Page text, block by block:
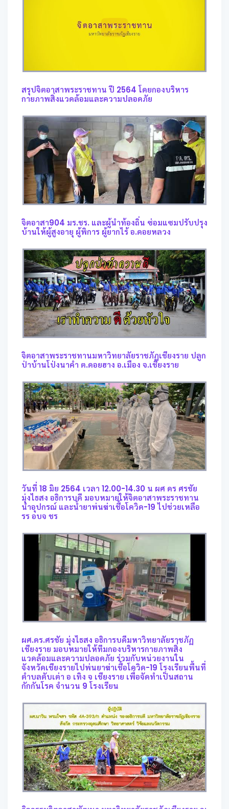
สรุปจิตอาสาพระราชทาน ปี 2564 โดยกองบริหาร
กายภาพสิ่งแวดล้อมและความปลอดภัย
จิตอาสา904 มร.ชร. และผู้นำท้องถิ่น ซ่อมแซมปรับปรุง
บ้านให้ผู้สูงอายุ ผู้พิการ ผู้ยากไร้ อ.ดอยหลวง
จิตอาสาพระราชทานมหาวิทยาลัยราชภัฏเชียงราย ปลูก
ป่าบ้านโป่งนาคำ ต.ดอยฮาง อ.เมือง จ.เชียงราย
วันที่ 18 มิย 2564 เวลา 12.00-14.30 น ผศ ดร ศรชัย
มุ่งไธสง อธิการบดี มอบหมายให้จิตอาสาพระราชทาน
นำอุปกรณ์ และน้ำยาพ่นฆ่าเชื้อโควิด-19 ไปช่วยเหลือ
รร อบจ ชร
ผศ.ดร.ศรชัย มุ่งไธสง อธิการบดีมหาวิทยาลัยราชภัฏ
เชียงราย มอบหมายให้ทีมกองบริหารกายภาพสิ่ง
แวดล้อมและความปลอดภัย ร่วมกับหน่วยงานใน
จังหวัดเชียงรายไปพ่นยาฆ่าเชื้อโควิด-19 โรงเรียนพื้นที่
ตำบลตับเต่า อ เทิง จ เชียงราย เพื่อจัดทำเป็นสถาน
กักกันโรค จำนวน 9 โรงเรียน